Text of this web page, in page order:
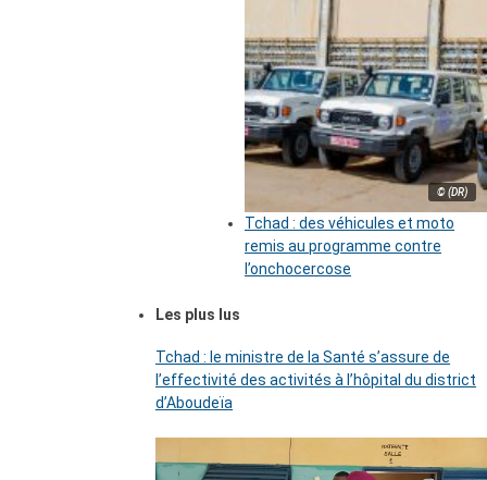
© (DR)
Tchad : des véhicules et moto
remis au programme contre
l’onchocercose
Les plus lus
Tchad : le ministre de la Santé s’assure de
l’effectivité des activités à l’hôpital du district
d’Aboudeïa